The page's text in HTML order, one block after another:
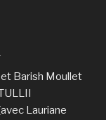
Barish Moullet
Lauriane